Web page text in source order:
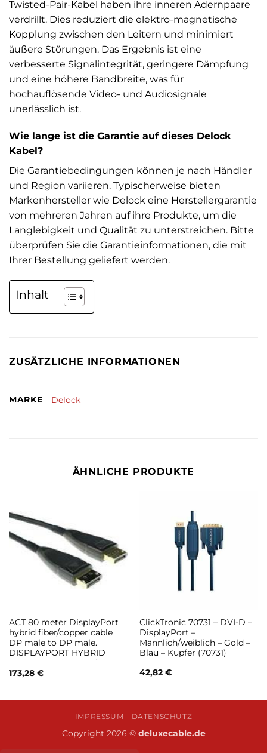
Twisted-Pair-Kabel haben ihre inneren Adernpaare
verdrillt. Dies reduziert die elektro-magnetische
Kopplung zwischen den Leitern und minimiert
äußere Störungen. Das Ergebnis ist eine
verbesserte Signalintegrität, geringere Dämpfung
und eine höhere Bandbreite, was für
hochauflösende Video- und Audiosignale
unerlässlich ist.
Wie lange ist die Garantie auf dieses Delock
Kabel?
Die Garantiebedingungen können je nach Händler
und Region variieren. Typischerweise bieten
Markenhersteller wie Delock eine Herstellergarantie
von mehreren Jahren auf ihre Produkte, um die
Langlebigkeit und Qualität zu unterstreichen. Bitte
überprüfen Sie die Garantieinformationen, die mit
Ihrer Bestellung geliefert werden.
Inhalt
ZUSÄTZLICHE INFORMATIONEN
MARKE Delock
ÄHNLICHE PRODUKTE
ACT 80 meter DisplayPort
hybrid fiber/copper cable
DP male to DP male.
DISPLAYPORT HYBRID
CABLE 80M (AK4038)
173,28 €
ClickTronic 70731 – DVI-D –
DisplayPort –
Männlich/weiblich – Gold –
Blau – Kupfer (70731)
42,82 €
IMPRESSUM DATENSCHUTZ
Copyright 2026 © deluxecable.de